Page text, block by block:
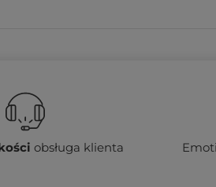
obsługa klienta